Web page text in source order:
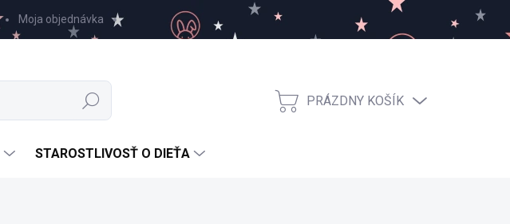
Moja objednávka
Hľadať
NÁKUPNÝ
PRÁZDNY KOŠÍK
STAROSTLIVOSŤ O DIEŤA